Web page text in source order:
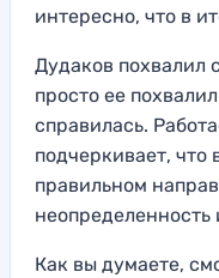
интересно, что в
Дудаков похвалил
просто ее
справилась.
подчеркивает, что
правильном
Как вы думаете,